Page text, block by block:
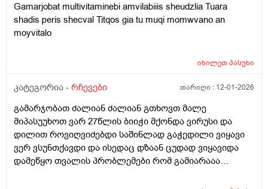
Gamarjobat multivitaminebi amvilabiiis sheudzlia Tuara
shadis peris shecval Titqos gia tu muqi momwvano an
moyvitalo
იხილეთპასუხი
კატეგორია - რჩევები თარიღი : 12-01-2026
გამარჯობათ ძალიან ძალიან გთხოვთ მალე
მიპასუუხოთ ვარ 27წლის ბიიჭი მქონდა ვირუსი და
დილით როვიღვიძებდი საშინლად გაჭედილი ვიყავი
ვერ ვსუნთქავდი და ისედაც დზაან ცუდად ვიყავიდა
დამეწყო თვალის პრობლემები რომ გამიარააა